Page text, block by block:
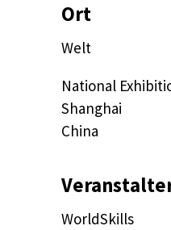
Ort
Welt
National
Shanghai
China
WorldSkills